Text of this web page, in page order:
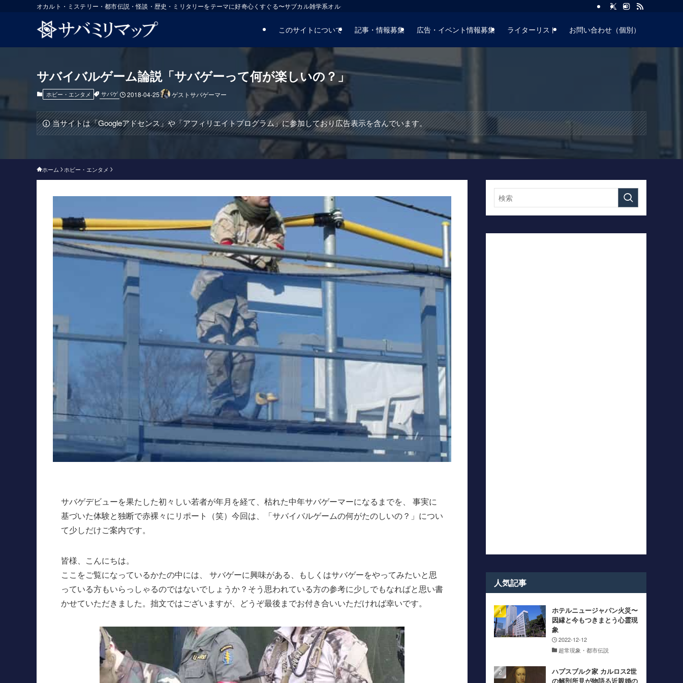
オカルト・ミステリー・都市伝説・怪談・歴史・ミリタリーをテーマに好奇心くすぐる〜サブカル雑学系オルタナティブサイト
このサイトについて 記事・情報募集 広告・イベント情報募集 ライターリスト お問い合わせ（個別）
サバイバルゲーム論説「サバゲーって何が楽しいの？」
ホビー・エンタメ サバゲ 2018-04-25 ゲストサバゲーマー
当サイトは「Googleアドセンス」や「アフィリエイトプログラム」に参加しており広告表示を含んでいます。
ホーム ホビー・エンタメ
サバゲデビューを果たした初々しい若者が年月を経て、枯れた中年サバゲーマーになるまでを、 事実に
基づいた体験と独断で赤裸々にリポート（笑）今回は、「サバイバルゲームの何がたのしいの？」につい
て少しだけご案内です。
皆様、こんにちは。
ここをご覧になっているかたの中には、 サバゲーに興味がある、もしくはサバゲーをやってみたいと思
っている方もいらっしゃるのではないでしょうか？そう思われている方の参考に少しでもなればと思い書
かせていただきました。拙文ではございますが、どうぞ最後までお付き合いいただければ幸いです。
人気記事
ホテルニュージャパン火災〜
因縁と今もつきまとう心霊現
象
2022-12-12
超常現象・都市伝説
ハプスブルク家 カルロス2世
の解剖所見が物語る近親婚の